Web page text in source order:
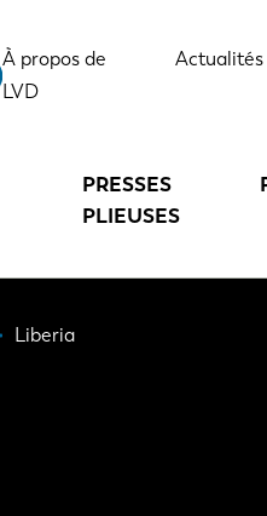
À propos de
LVD
Actualités
PRESSES
PLIEUSES
Liberia